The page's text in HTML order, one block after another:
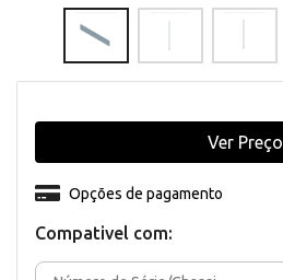
Compativel com:
Opções de pagamento
Ver Preço